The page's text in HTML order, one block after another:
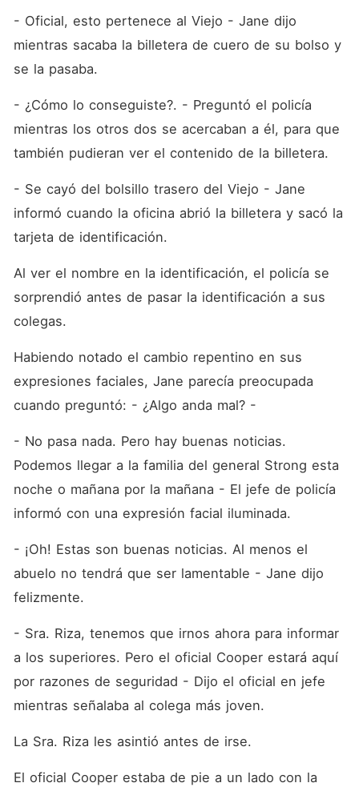
- Oficial, esto pertenece al Viejo - Jane dijo
mientras sacaba la billetera de cuero de su bolso y
se la pasaba.
- ¿Cómo lo conseguiste?. - Preguntó el policía
mientras los otros dos se acercaban a él, para que
también pudieran ver el contenido de la billetera.
- Se cayó del bolsillo trasero del Viejo - Jane
informó cuando la oficina abrió la billetera y sacó la
tarjeta de identificación.
Al ver el nombre en la identificación, el policía se
sorprendió antes de pasar la identificación a sus
colegas.
Habiendo notado el cambio repentino en sus
expresiones faciales, Jane parecía preocupada
cuando preguntó: - ¿Algo anda mal? -
- No pasa nada. Pero hay buenas noticias.
Podemos llegar a la familia del general Strong esta
noche o mañana por la mañana - El jefe de policía
informó con una expresión facial iluminada.
- ¡Oh! Estas son buenas noticias. Al menos el
abuelo no tendrá que ser lamentable - Jane dijo
felizmente.
- Sra. Riza, tenemos que irnos ahora para informar
a los superiores. Pero el oficial Cooper estará aquí
por razones de seguridad - Dijo el oficial en jefe
mientras señalaba al colega más joven.
La Sra. Riza les asintió antes de irse.
El oficial Cooper estaba de pie a un lado con la